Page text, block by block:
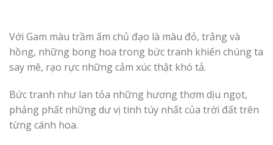
Với Gam màu trầm ấm chủ đạo là màu đỏ, trắng và
hồng, những bong hoa trong bức tranh khiến chúng ta
say mê, rạo rực những cảm xúc thật khó tả.
Bức tranh như lan tỏa những hương thơm dịu ngọt,
phảng phất những dư vị tinh túy nhất của trời đất trên
từng cánh hoa.